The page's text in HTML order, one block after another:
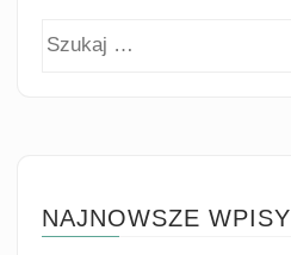
NAJNOWSZE WPISY